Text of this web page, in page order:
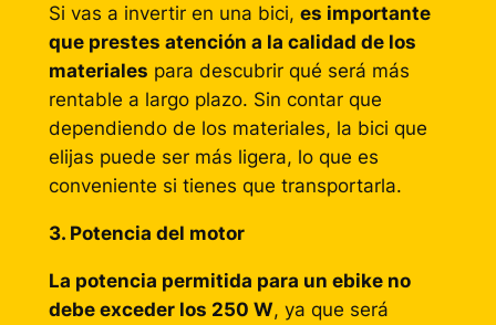
Si vas a invertir en una bici, es importante
que prestes atención a la calidad de los
materiales para descubrir qué será más
rentable a largo plazo. Sin contar que
dependiendo de los materiales, la bici que
elijas puede ser más ligera, lo que es
conveniente si tienes que transportarla.
3. Potencia del motor
La potencia permitida para un ebike no
debe exceder los 250 W, ya que será